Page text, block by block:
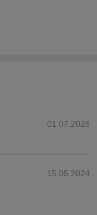
01.07.2026
15.05.2024